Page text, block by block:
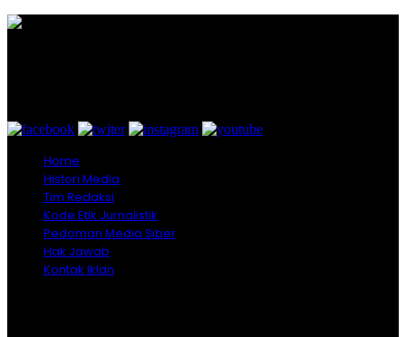
Home
Histori Media
Tim Redaksi
Kode Etik Jurnalistik
Pedoman Media Siber
Hak Jawab
Kontak Iklan